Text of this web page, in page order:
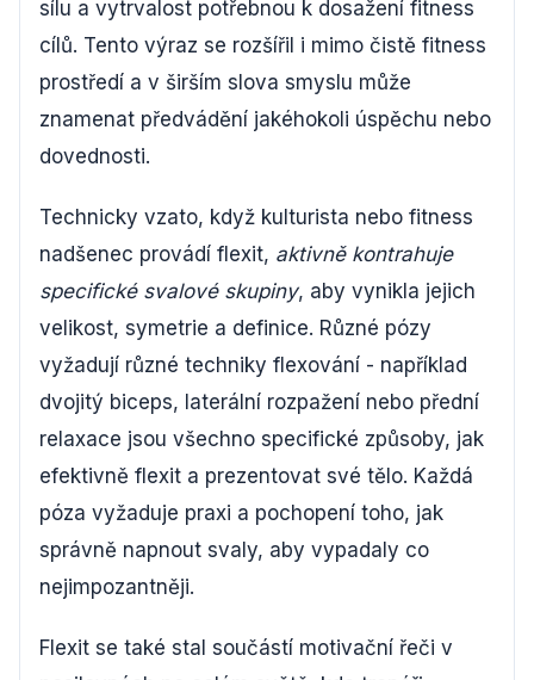
sílu a vytrvalost potřebnou k dosažení fitness
cílů. Tento výraz se rozšířil i mimo čistě fitness
prostředí a v širším slova smyslu může
znamenat předvádění jakéhokoli úspěchu nebo
dovednosti.
Technicky vzato, když kulturista nebo fitness
nadšenec provádí flexit, aktivně kontrahuje
specifické svalové skupiny, aby vynikla jejich
velikost, symetrie a definice. Různé pózy
vyžadují různé techniky flexování - například
dvojitý biceps, laterální rozpažení nebo přední
relaxace jsou všechno specifické způsoby, jak
efektivně flexit a prezentovat své tělo. Každá
póza vyžaduje praxi a pochopení toho, jak
správně napnout svaly, aby vypadaly co
nejimpozantněji.
Flexit se také stal součástí motivační řeči v